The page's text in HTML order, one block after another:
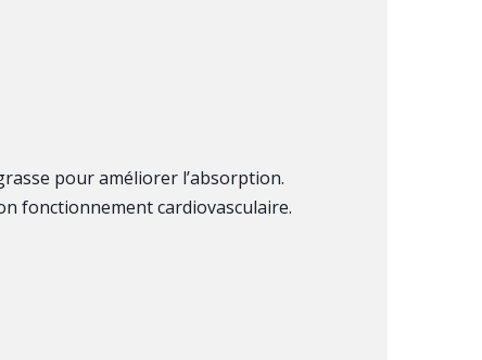
pour améliorer l’absorption.
fonctionnement cardiovasculaire.